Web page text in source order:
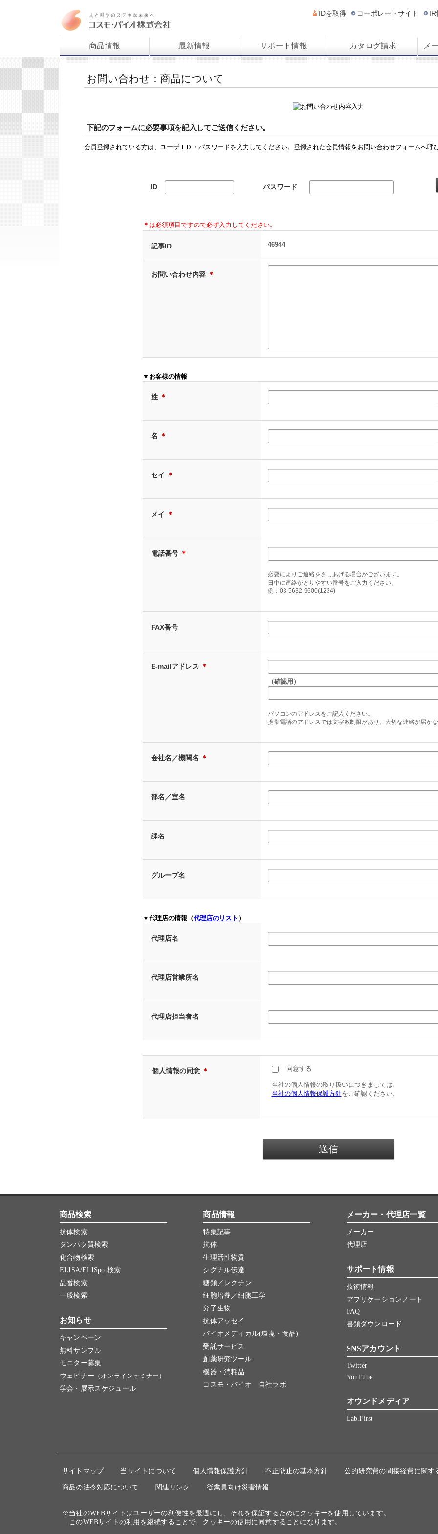
IDを取得 コーポレートサイト IR
商品情報 最新情報 サポート情報 カタログ請求 メ
お問い合わせ：商品について
下記のフォームに必要事項を記入してご送信ください。
会員登録されている方は、ユーザＩＤ・パスワードを入力してください。登録された会員情報をお問い合わせフォームへ呼
ID パスワード
＊ は必須項目ですので必ず入力してください。
記事ID 46944
お問い合わせ内容 ＊
▼お客様の情報
姓 ＊
名 ＊
セイ ＊
メイ ＊
電話番号 ＊
必要によりご連絡をさしあげる場合がございます。
日中に連絡がとりやすい番号をご入力ください。
例：03-5632-9600(1234)
FAX番号
E-mailアドレス ＊
（確認用）
パソコンのアドレスをご記入ください。
携帯電話のアドレスでは文字数制限があり、大切な連絡が届かな
会社名／機関名 ＊
部名／室名
課名
グループ名
▼代理店の情報（代理店のリスト ）
代理店名
代理店営業所名
代理店担当者名
個人情報の同意 ＊ 同意する
当社の個人情報の取り扱いにつきましては、
当社の個人情報保護方針をご確認ください。
商品検索
抗体検索
タンパク質検索
化合物検索
ELISA/ELISpot検索
品番検索
一般検索
お知らせ
キャンペーン
無料サンプル
モニター募集
ウェビナー （オンラインセミナー）
学会・展示スケジュール
商品情報
特集記事
抗体
生理活性物質
シグナル伝達
糖類／レクチン
細胞培養／細胞工学
分子生物
抗体アッセイ
バイオメディカル(環境・食品)
受託サービス
創薬研究ツール
機器・消耗品
コスモ・バイオ 自社ラボ
メーカー・代理店一覧
メーカー
代理店
サポート情報
技術情報
アプリケーションノート
FAQ
書類ダウンロード
SNSアカウント
Twitter
YouTube
オウンドメディア
Lab.First
サイトマップ 当サイトについて 個人情報保護方針 不正防止の基本方針 公的研究費の間接経費に関す
商品の法令対応について 関連リンク 従業員向け災害情報
※当社のWEBサイトはユーザーの利便性を最適にし、それを保証するためにクッキーを使用しています。
このWEBサイトの利用を継続することで、クッキーの使用に同意することになります。